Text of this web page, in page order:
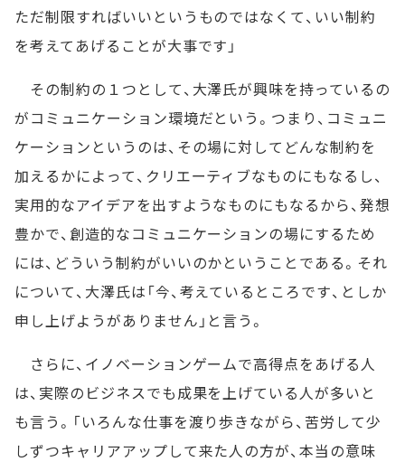
ただ制限すればいいというものではなくて、いい制約
を考えてあげることが大事です」
その制約の１つとして、大澤氏が興味を持っているの
がコミュニケーション環境だという。つまり、コミュニ
ケーションというのは、その場に対してどんな制約を
加えるかによって、クリエーティブなものにもなるし、
実用的なアイデアを出すようなものにもなるから、発想
豊かで、創造的なコミュニケーションの場にするため
には、どういう制約がいいのかということである。それ
について、大澤氏は「今、考えているところです、としか
申し上げようがありません」と言う。
さらに、イノベーションゲームで高得点をあげる人
は、実際のビジネスでも成果を上げている人が多いと
も言う。「いろんな仕事を渡り歩きながら、苦労して少
しずつキャリアアップして来た人の方が、本当の意味